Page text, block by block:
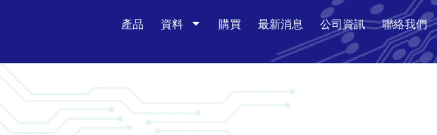
產品 資料 購買 最新消息 公司資訊 聯絡我們